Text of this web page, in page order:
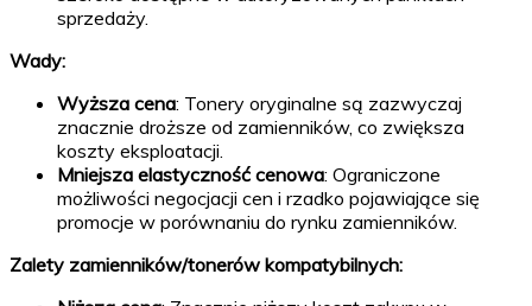
sprzedaży.
Wady:
Wyższa cena: Tonery oryginalne są zazwyczaj
znacznie droższe od zamienników, co zwiększa
koszty eksploatacji.
Mniejsza elastyczność cenowa: Ograniczone
możliwości negocjacji cen i rzadko pojawiające się
promocje w porównaniu do rynku zamienników.
Zalety zamienników/tonerów kompatybilnych: